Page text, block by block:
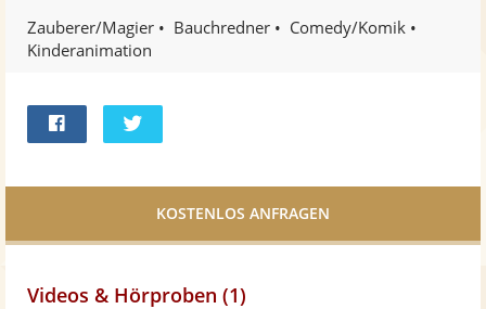
Zauberer/Magier Bauchredner
Comedy/Komik
Kinderanimation
Facebook
Videos & Hörproben (1)